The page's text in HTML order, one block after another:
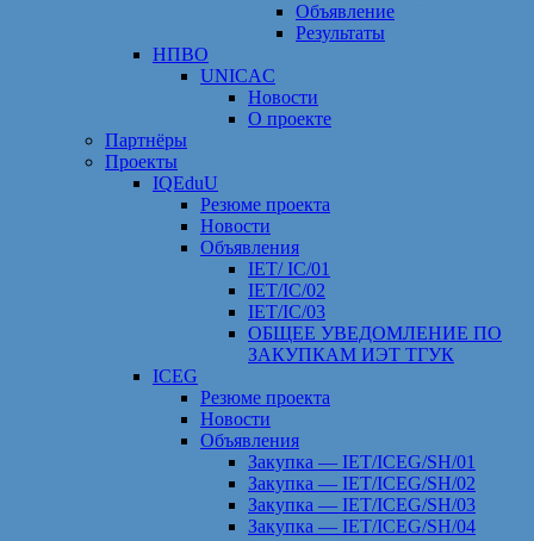
Объявление
Результаты
НПВО
UNICAC
Новости
О проекте
Партнёры
Проекты
IQEduU
Резюме проекта
Новости
Объявления
IET/ IC/01
IET/IC/02
IET/IC/03
ОБЩЕЕ УВЕДОМЛЕНИЕ ПО
ЗАКУПКАМ ИЭТ ТГУК
ICEG
Резюме проекта
Новости
Объявления
Закупка — IET/ICEG/SH/01
Закупка — IET/ICEG/SH/02
Закупка — IET/ICEG/SH/03
Закупка — IET/ICEG/SH/04